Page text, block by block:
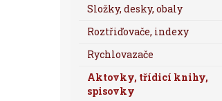
Složky, desky, obaly
Roztřiďovače, indexy
Rychlovazače
Aktovky, třídicí knihy,
spisovky